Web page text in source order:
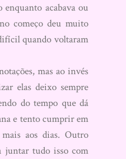
acabava ou
começo deu muito
quando voltaram
mas ao invés
elas deixo sempre
do tempo que dá
e tento cumprir em
aos dias. Outro
juntar tudo isso com